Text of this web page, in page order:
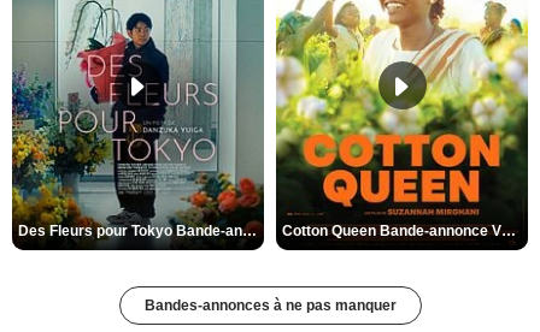
Des Fleurs pour Tokyo Bande-annonce VO STFR Cotton Queen Bande-annonce VO STFR
Bandes-annonces à ne pas manquer